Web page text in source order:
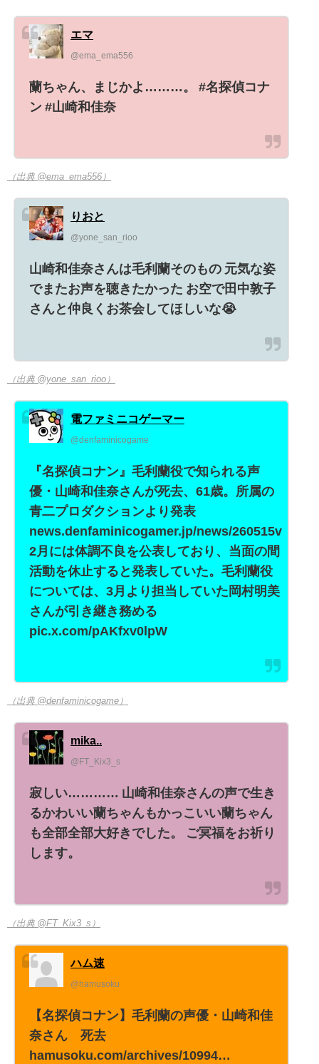
エマ
@ema_ema556
蘭ちゃん、まじかよ………。 #名探偵コナ
ン #山崎和佳奈
（出典 @ema_ema556）
りおと
@yone_san_rioo
山崎和佳奈さんは毛利蘭そのもの 元気な姿
でまたお声を聴きたかった お空で田中敦子
さんと仲良くお茶会してほしいな😭
（出典 @yone_san_rioo）
電ファミニコゲーマー
@denfaminicogame
『名探偵コナン』毛利蘭役で知られる声
優・山崎和佳奈さんが死去、61歳。所属の
青二プロダクションより発表
news.denfaminicogamer.jp/news/260515v
2月には体調不良を公表しており、当面の間
活動を休止すると発表していた。毛利蘭役
については、3月より担当していた岡村明美
さんが引き継き務める
pic.x.com/pAKfxv0lpW
（出典 @denfaminicogame）
mika..
@FT_Kix3_s
寂しい………… 山崎和佳奈さんの声で生き
るかわいい蘭ちゃんもかっこいい蘭ちゃん
も全部全部大好きでした。 ご冥福をお祈り
します。
（出典 @FT_Kix3_s）
ハム速
@hamusoku
【名探偵コナン】毛利蘭の声優・山崎和佳
奈さん 死去
hamusoku.com/archives/10994…